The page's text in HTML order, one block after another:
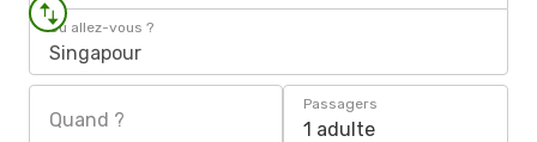
Où allez-vous ?
Singapour
Quand ?
Passagers
1 adulte